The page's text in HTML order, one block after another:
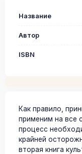
Название
Автор
ISBN
Как правило,
применим на все
процесс
крайней
вторая книга